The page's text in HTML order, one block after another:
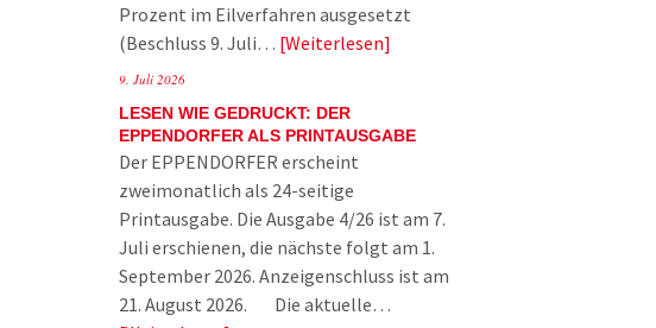
Prozent im Eilverfahren ausgesetzt
(Beschluss 9. Juli… Weiterlesen
9. Juli 2026
LESEN WIE GEDRUCKT: DER
EPPENDORFER ALS PRINTAUSGABE
Der EPPENDORFER erscheint
zweimonatlich als 24-seitige
Printausgabe. Die Ausgabe 4/26 ist am 7.
Juli erschienen, die nächste folgt am 1.
September 2026. Anzeigenschluss ist am
21. August 2026. Die aktuelle…